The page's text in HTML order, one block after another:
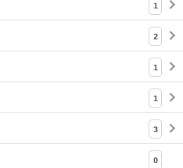
1
2
1
1
3
0